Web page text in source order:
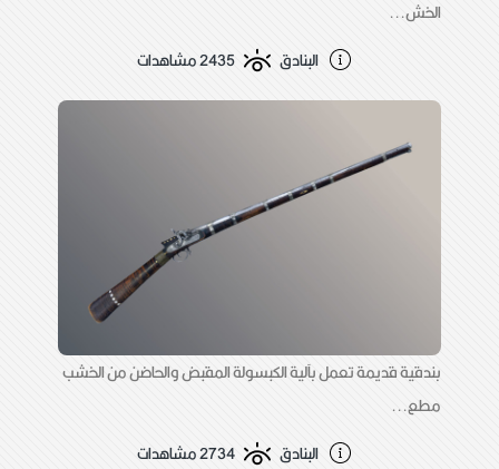
الخش...
البنادق
2435 مشاهدات
بندقية قديمة تعمل بآلية الكبسولة المقبض والحاضن من الخشب
مطع...
البنادق
2734 مشاهدات